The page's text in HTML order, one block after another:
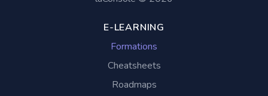
E-LEARNING
Formations
Cheatsheets
Roadmaps